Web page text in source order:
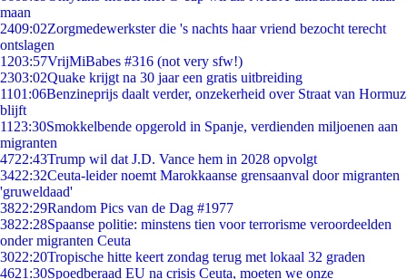
maan
2409:02Zorgmedewerkster die 's nachts haar vriend bezocht terecht
ontslagen
1203:57VrijMiBabes #316 (not very sfw!)
2303:02Quake krijgt na 30 jaar een gratis uitbreiding
1101:06Benzineprijs daalt verder, onzekerheid over Straat van Hormuz
blijft
11 23:30Smokkelbende opgerold in Spanje, verdienden miljoenen aan
migranten
4722:43Trump wil dat J.D. Vance hem in 2028 opvolgt
3422:32Ceuta-leider noemt Marokkaanse grensaanval door migranten
'gruweldaad'
3822:29Random Pics van de Dag #1977
3822:28Spaanse politie: minstens tien voor terrorisme veroordeelden
onder migranten Ceuta
3022:20Tropische hitte keert zondag terug met lokaal 32 graden
4621:30Spoedberaad EU na crisis Ceuta, moeten we onze